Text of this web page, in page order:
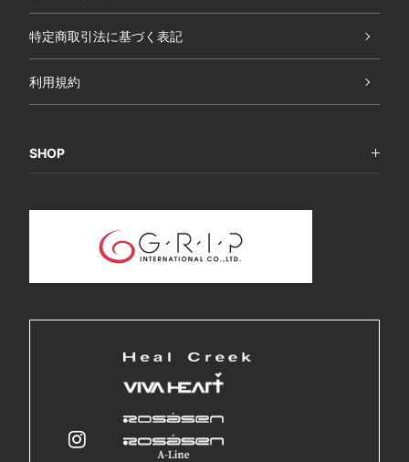
特定商取引法に基づく表記
利用規約
SHOP